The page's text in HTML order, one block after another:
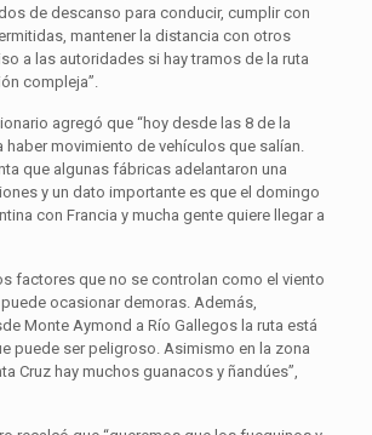
de descanso para conducir, cumplir con
mantener la distancia con otros
a las autoridades si hay tramos de la ruta
compleja”.
agregó que “hoy desde las 8 de la
haber movimiento de vehículos que salían.
que algunas fábricas adelantaron una
y un dato importante es que el domingo
con Francia y mucha gente quiere llegar a
factores que no se controlan como el viento
ocasionar demoras. Además,
Monte Aymond a Río Gallegos la ruta está
puede ser peligroso. Asimismo en la zona
Cruz hay muchos guanacos y ñandúes”,